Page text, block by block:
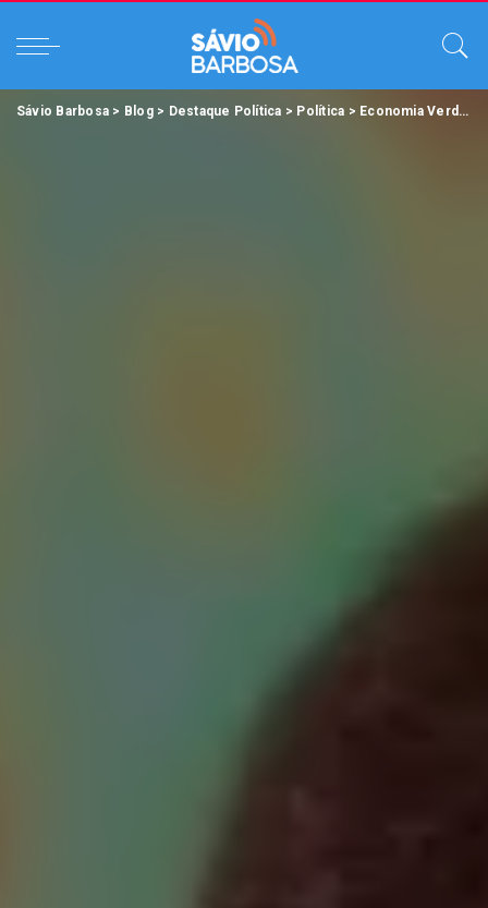
Sávio Barbosa > Blog> Destaque Política > Política > Economia Verde >